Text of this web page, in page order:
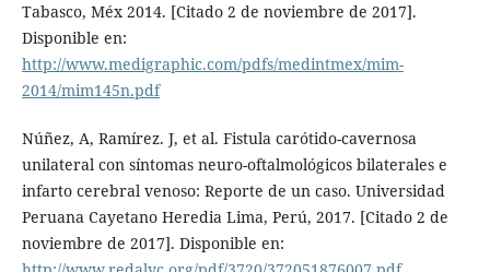
Tabasco, Méx 2014. [Citado 2 de noviembre de 2017].
Disponible en:
http://www.medigraphic.com/pdfs/medintmex/mim-
2014/mim145n.pdf
Núñez, A, Ramírez. J, et al. Fistula carótido-cavernosa
unilateral con síntomas neuro-oftalmológicos bilaterales e
infarto cerebral venoso: Reporte de un caso. Universidad
Peruana Cayetano Heredia Lima, Perú, 2017. [Citado 2 de
noviembre de 2017]. Disponible en: